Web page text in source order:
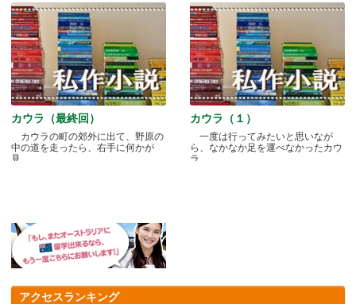
カウラ（最終回）
カウラの町の郊外に出て、野原の
中の道を走ったら、右手に何かが
見.....
カウラ（１）
一度は行ってみたいと思いなが
ら、なかなか足を運べなかったカウ
ラ.....
アクセスランキング